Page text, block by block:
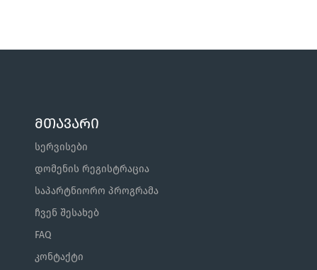
მთავარი
სერვისები
დომენის რეგისტრაცია
საპარტნიორო პროგრამა
ჩვენ შესახებ
FAQ
კონტაქტი